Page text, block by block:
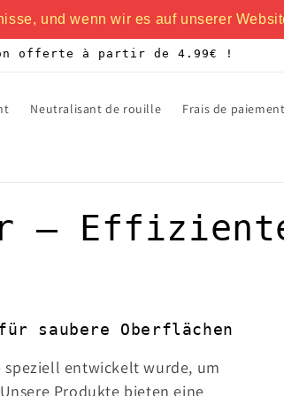
und wenn wir es auf unserer
offerte à partir de 4.99€ !
Neutralisant de rouille Frais de
–
saubere Oberflächen
speziell entwickelt wurde, um
Produkte bieten eine